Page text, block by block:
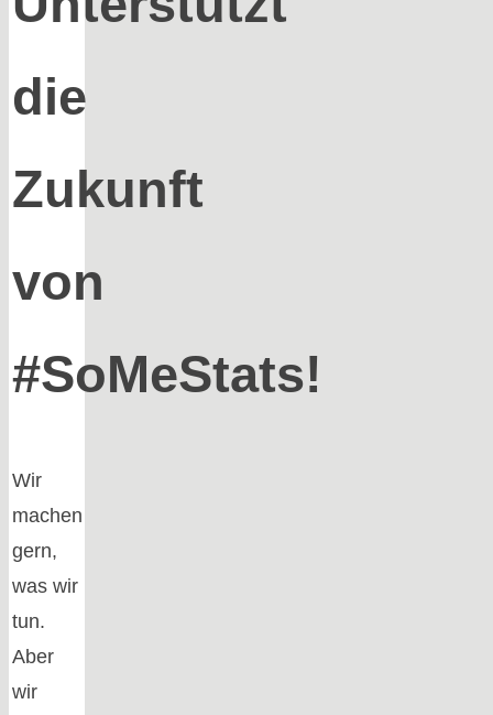
die
Zukunft
von
#SoMeStats!
Wir
machen
gern,
was wir
tun.
Aber
wir